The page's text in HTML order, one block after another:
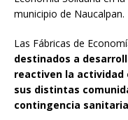
municipio de Naucalpan.
Las Fábricas de
destinados a
reactiven la actividad
sus distintas
contingencia sanitaria